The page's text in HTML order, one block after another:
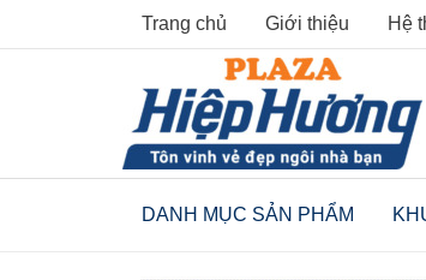
to
Trang chủ Giới thiệu Hệ
DANH MỤC SẢN PHẨM